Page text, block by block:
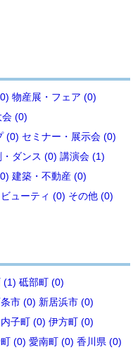
物産展・フェア (0)
会 (0)
(0) セミナー・展示会 (0)
・ダンス (0) 講演会 (1)
建築・不動産 (0)
ビューティ (0) その他 (0)
(1) 砥部町 (0)
市 (0) 新居浜市 (0)
内子町 (0) 伊方町 (0)
(0) 愛南町 (0) 香川県 (0)